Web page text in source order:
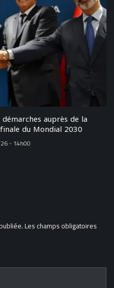
auprès de la
du Mondial 2030
- 14h00
Les champs obligatoires